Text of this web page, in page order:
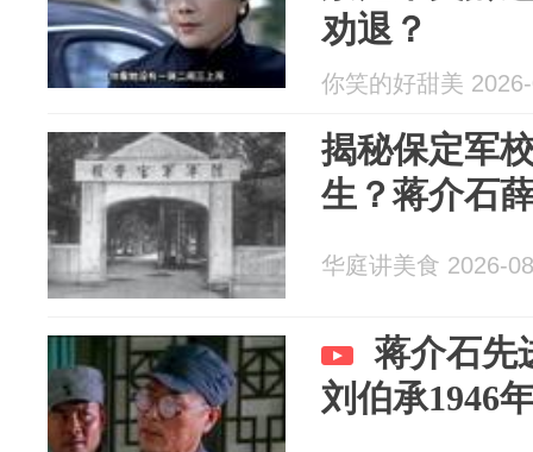
劝退？
你笑的好甜美
揭秘保定军
生？蒋介石
华庭讲美食 2026-
蒋介石先
刘伯承1946